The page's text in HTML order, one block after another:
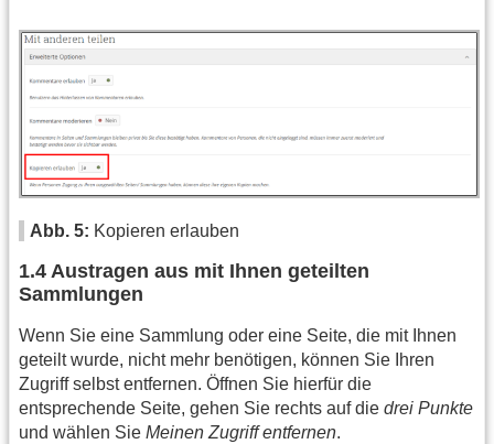
Abb. 5: Kopieren erlauben
1.4 Austragen aus mit Ihnen geteilten
Sammlungen
Wenn Sie eine Sammlung oder eine Seite, die mit Ihnen
geteilt wurde, nicht mehr benötigen, können Sie Ihren
Zugriff selbst entfernen. Öffnen Sie hierfür die
entsprechende Seite, gehen Sie rechts auf die drei Punkte
und wählen Sie Meinen Zugriff entfernen.